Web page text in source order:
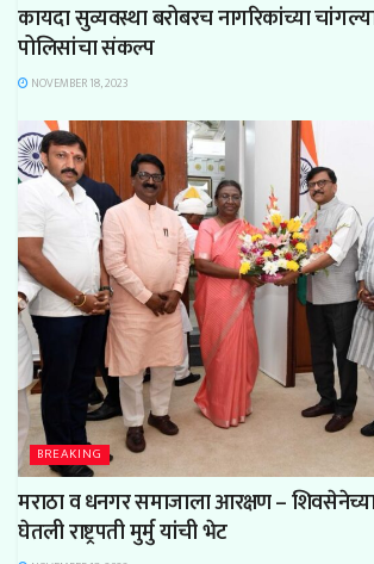
कायदा सुव्यवस्था बरोबरच नागरिकांच्या
पोलिसांचा संकल्प
NOVEMBER 18, 2023
BREAKING
मराठाव धनगरसमाजालाआरक्षण–
घेतली राष्ट्रपतीमुर्मु यांचीभेट